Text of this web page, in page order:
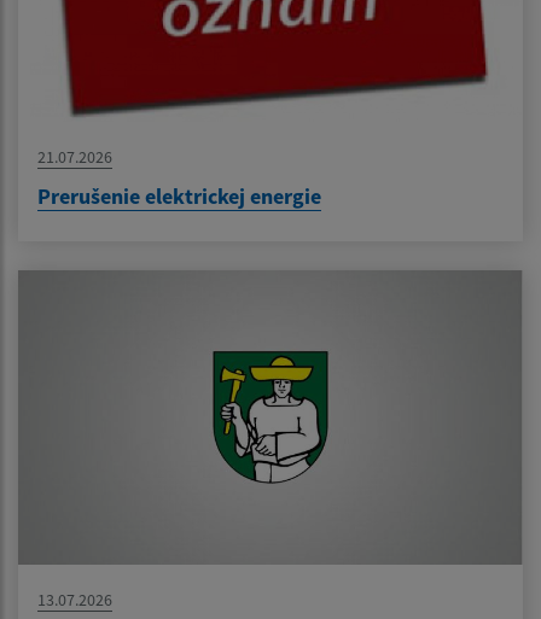
21.07.2026
Prerušenie elektrickej energie
13.07.2026